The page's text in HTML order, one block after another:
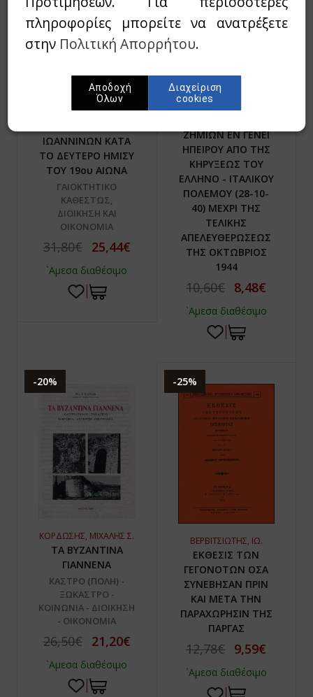
ΜΑΡΟΥ, ΑΓΓΕΛΙΚΗ ΣΠ.
ΙΩΑΝΝΙΝΩΝ ΚΑΤΑ
ΤΟ ΔΕΥΤΕΡΟ ΗΜΙΣΥ
ΤΟΥ 19ου ΑΙΩΝΑ
ΓΑΙΟΚΤΗΤΙΚΟ
ΚΑΘΕΣΤΩΣ,
ΔΙΟΙΚΗΣΗ ΚΑΙ
ΟΙΚΟΝΟΜΙΑ
31,80€ 25,44€
`Αμεσα διαθέσιμο
ΣΥΛΛΟΓΙΚΟ ΕΡΓΟ
ΕΚΘΕΣΙΣ ΤΩΝ
ΖΗΜΙΩΝ ΕΝ ΓΕΝΕΙ
ΗΠΕΙΡΟΥ ΑΠΟ ΤΗΣ
ΚΗΡΥΞΕΩΣ ΤΟΥ
ΕΛΛΗΝΟ - ΙΤΑΛΙΚΟΥ
ΠΟΛΕΜΟΥ (28-10-
40) ΜΕΧΡΙ ΤΗΣ
ΤΕΛΙΚΗΣ
ΑΠΕΛΕΥΘΕΡΩΣΕΩΣ
ΤΗΣ ΟΚΤΩΒΡΙΟΣ
1944
10,60€ 8,48€
`Αμεσα διαθέσιμο
-20%
ΚΟΡΔΩΣΗΣ, ΜΙΧΑΛΗΣ Σ.
ΤΑ ΒΥΖΑΝΤΙΝΑ
ΓΙΑΝΝΕΝΑ
ΚΑΣΤΡΟ (ΠΟΛΗ) -
ΞΩΚΑΣΤΡΟ -
ΚΟΙΝΩΝΙΑ - ΔΙΟΙΚΗΣΗ
- ΟΙΚΟΝΟΜΙΑ
26,50€ 21,20€
`Αμεσα διαθέσιμο
-25%
ΒΕΡΒΙΤΣΙΩΤΗΣ, ΙΩ.
ΕΚΘΕΣΙΣ ΤΩΝ
ΓΕΓΟΝΟΤΩΝ ΟΣΑ
ΣΥΝΕΒΗΣΑΝ ΠΡΙΝ
ΚΑΙ ΜΕΤΑ ΤΗΝ
ΠΑΡΑΧΩΡΗΣΙΝ ΤΗΣ
ΠΑΡΓΑΣ
12,78€ 9,59€
`Αμεσα διαθέσιμο
πληροφορίες μπορείτε να ανατρέξετε
στην Πολιτική Απορρήτου.
Αποδοχή
Όλων
Διαχείριση
cookies